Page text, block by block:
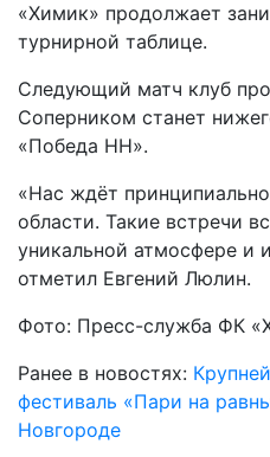
«Химик» продолжает
турнирной таблице.
Следующий матч клуб
Соперником станет
«Победа НН».
«Нас ждёт
области. Такие встречи
уникальной атмосфере
отметил Евгений Люлин.
Фото: Пресс-служба ФК
Ранее в новостях:
фестиваль «Пари на
Новгороде